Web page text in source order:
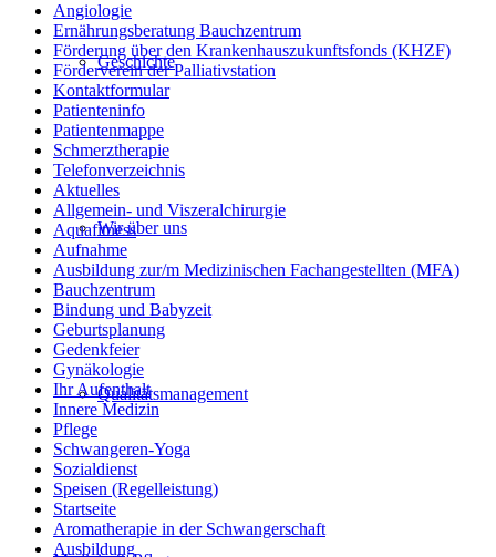
Geschichte
Wir über uns
Qualitätsmanagement
Angiologie
Ernährungsberatung Bauchzentrum
Förderung über den Krankenhauszukunftsfonds (KHZF)
Förderverein der Palliativstation
Kontaktformular
Patienteninfo
Patientenmappe
Schmerztherapie
Telefonverzeichnis
Aktuelles
Allgemein- und Viszeralchirurgie
Aquafitness
Aufnahme
Ausbildung zur/m Medizinischen Fachangestellten (MFA)
Bauchzentrum
Bindung und Babyzeit
Geburtsplanung
Gedenkfeier
Gynäkologie
Ihr Aufenthalt
Innere Medizin
Pflege
Schwangeren-Yoga
Sozialdienst
Speisen (Regelleistung)
Startseite
Aromatherapie in der Schwangerschaft
Ausbildung